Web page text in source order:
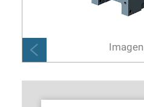
Imagen